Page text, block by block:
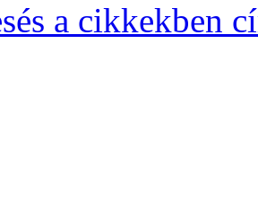
a cikkekben